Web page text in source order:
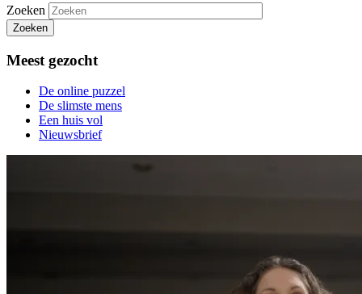
Zoeken
Zoeken
Meest gezocht
De online puzzel
De slimste mens
Een huis vol
Nieuwsbrief